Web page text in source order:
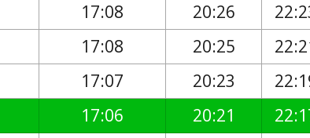
17:08 20:26
17:08 20:25
17:07 20:23
17:06 20:21